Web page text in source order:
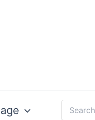
Search